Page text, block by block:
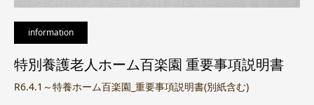
information
特別養護老人ホーム百楽園 重要事項説明書
R6.4.1～特養ホーム百楽園_重要事項説明書(別紙含む)